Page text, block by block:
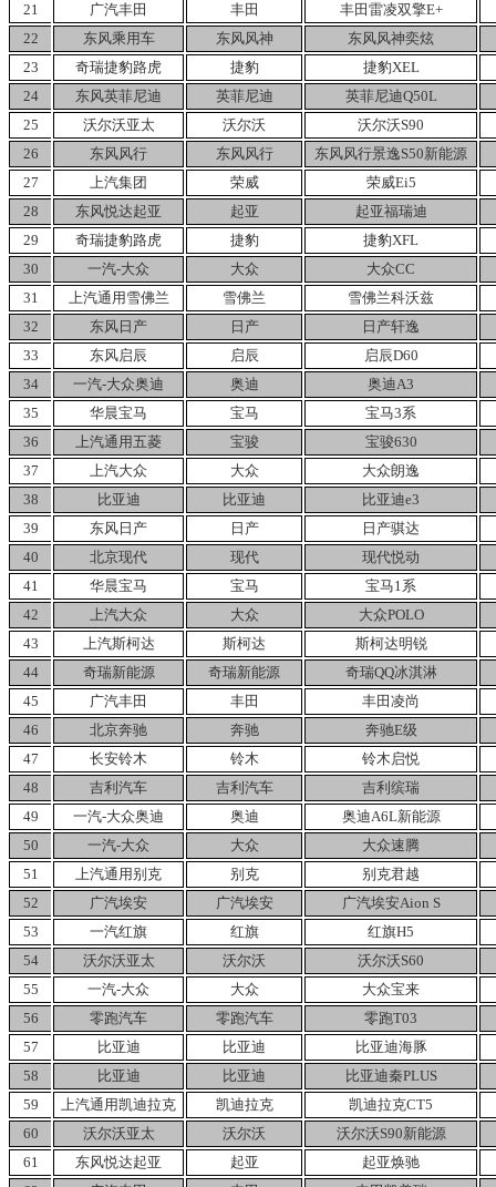
21
广汽丰田 丰田
丰田雷凌双擎E+
22
东风乘用车 东风风神
东风风神奕炫
23
奇瑞捷豹路虎 捷豹
捷豹XEL
24
东风英菲尼迪 英菲尼迪
英菲尼迪Q50L
25
沃尔沃亚太 沃尔沃
沃尔沃S90
26
东风风行 东风风行
东风风行景逸S50新能源
27
上汽集团 荣威
荣威Ei5
28
东风悦达起亚 起亚
起亚福瑞迪
29
奇瑞捷豹路虎 捷豹
捷豹XFL
30
一汽-大众 大众
大众CC
31
上汽通用雪佛兰 雪佛兰
雪佛兰科沃兹
32
东风日产 日产
日产轩逸
33
东风启辰 启辰
启辰D60
34
一汽-大众奥迪 奥迪
奥迪A3
35
华晨宝马 宝马
宝马3系
36
上汽通用五菱 宝骏
宝骏630
37
上汽大众 大众
大众朗逸
38
比亚迪 比亚迪
比亚迪e3
39
东风日产 日产
日产骐达
40
北京现代 现代
现代悦动
41
华晨宝马 宝马
宝马1系
42
上汽大众 大众
大众POLO
43
上汽斯柯达 斯柯达
斯柯达明锐
44
奇瑞新能源 奇瑞新能源
奇瑞QQ冰淇淋
45
广汽丰田 丰田
丰田凌尚
46
北京奔驰 奔驰
奔驰E级
47
长安铃木 铃木
铃木启悦
48
吉利汽车 吉利汽车
吉利缤瑞
49
一汽-大众奥迪 奥迪
奥迪A6L新能源
50
一汽-大众 大众
大众速腾
51
上汽通用别克 别克
别克君越
52
广汽埃安 广汽埃安 广汽埃安Aion S
53
一汽红旗 红旗
红旗H5
54
沃尔沃亚太 沃尔沃
沃尔沃S60
55
一汽-大众 大众
大众宝来
56
零跑汽车 零跑汽车
零跑T03
57
比亚迪 比亚迪
比亚迪海豚
58
比亚迪 比亚迪
比亚迪秦PLUS
59
上汽通用凯迪拉克 凯迪拉克
凯迪拉克CT5
60
沃尔沃亚太 沃尔沃
沃尔沃S90新能源
61
东风悦达起亚 起亚
起亚焕驰